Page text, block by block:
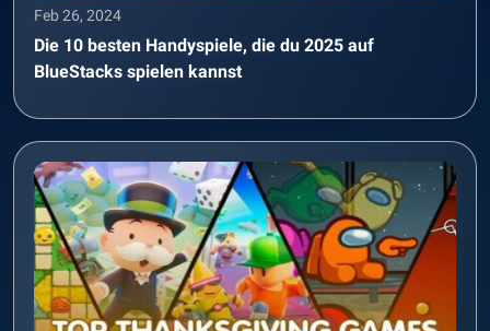
Feb 26, 2024
Die 10 besten Handyspiele, die du 2025 auf
BlueStacks spielen kannst